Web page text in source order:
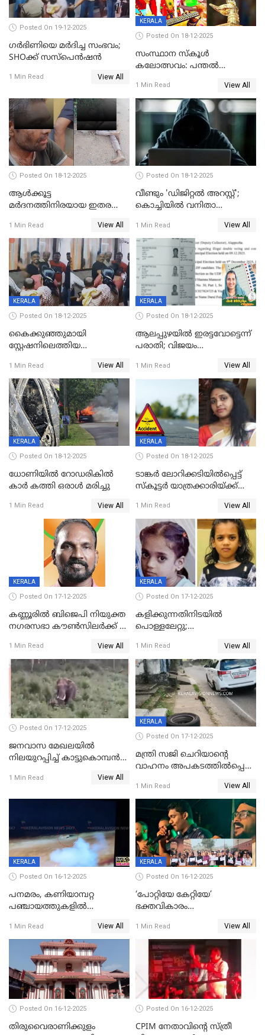
Posted On 19-12-2025
ഗര്‍ഭിണിയെ മർദിച്ച സംഭവം;
SHOക്ക് സസ്പെൻഷൻ
1 Min Read View All
KERALA
Posted On 18-12-2025
സംസ്ഥാന സ്കൂൾ
കലോത്സവം: പന്തൽ
1 Min Read View All
Posted On 18-12-2025
ആൾക്കൂട്ട
മർദനത്തിനിരയായ ഇതര
നടുക്കുന്ന സംഭവം
വാളയാറിൽ
1 Min Read View All
Posted On 18-12-2025
വീണ്ടും 'ഡിജിറ്റല്‍ അറസ്റ്റ്';
കൊച്ചിയില്‍ വനിതാ
കോടി രൂപ
1 Min Read View All
KERALA
Posted On 18-12-2025
കൈക്കുഞ്ഞുമായി
സ്റ്റേഷനിലെത്തിയ
കരണത്തടിച്ചു; CC ടിവി
ദൃശ്യങ്ങൾ പുറത്ത്
1 Min Read View All
KERALA
Posted On 18-12-2025
ആലപ്പുഴയിൽ ഇരട്ടവോട്ടെന്ന്
പരാതി; വിജയം
വാർഡിലെ എൽഡിഎഫ്
സ്ഥാനാർത്ഥി
1 Min Read View All
KERALA
Posted On 18-12-2025
ധോണിയിൽ റോഡരികിൽ
കാർ കത്തി ഒരാൾ മരിച്ചു
1 Min Read View All
KERALA
Posted On 18-12-2025
ടാങ്കർ ലോറിക്കടിയിൽപ്പെട്ട്
സ്കൂട്ടർ യാത്രക്കാരിയ്ക്ക്
കണ്ടോത്ത് ദേശീയ പാതയിൽ
1 Min Read View All
KERALA
Posted On 17-12-2025
കണ്ണൂരിൽ ബിജെപി നിയുക്ത
നഗരസഭാ കൗൺസിലർക്ക് 36
1 Min Read View All
KERALA
Posted On 17-12-2025
കളിക്കുന്നതിനിടയിൽ
പൊള്ളലേറ്റു;
ക്ലാസ് വിദ്യാർത്ഥിനി മരിച്ചു
1 Min Read View All
Posted On 17-12-2025
ജനവാസ മേഖലയില്‍
നിലയുറപ്പിച്ച് കാട്ടുകൊമ്പന്‍
1 Min Read View All
KERALA
Posted On 17-12-2025
മന്ത്രി സജി ചെറിയാന്റെ
വാഹനം അപകടത്തിൽപ്പെട്ടു;
രക്ഷപ്പെട്ടത് തലനാരിടയ്ക്ക്
1 Min Read View All
KERALA
Posted On 16-12-2025
പനമരം, കണിയാമ്പറ്റ
പഞ്ചായത്തുകളിൽ
സ്ഥാപനങ്ങൾക്ക് അവധി
1 Min Read View All
KERALA
Posted On 16-12-2025
‘പോറ്റിയേ കേറ്റിയേ’
ഭക്തവികാരം
ഡിജിപിക്ക് പരാതി; ശക്തമായ
നടപടി വേണമെന്നു
സിപിഐഎമ്മും
1 Min Read View All
Posted On 16-12-2025
തിരുവൈരാണിക്കുളം
Posted On 16-12-2025
CPIM നേതാവിൻ്റെ സ്ത്രീ